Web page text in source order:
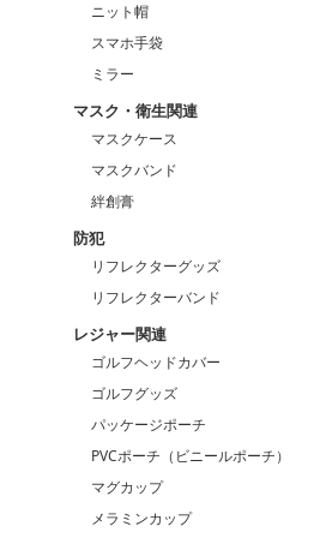
ニット帽
スマホ手袋
ミラー
マスク・衛生関連
マスクケース
マスクバンド
絆創膏
防犯
リフレクターグッズ
リフレクターバンド
レジャー関連
ゴルフヘッドカバー
ゴルフグッズ
パッケージポーチ
PVCポーチ（ビニールポーチ）
マグカップ
メラミンカップ